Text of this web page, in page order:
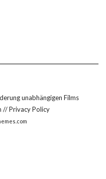
unabhängigen Films
//Privacy Policy